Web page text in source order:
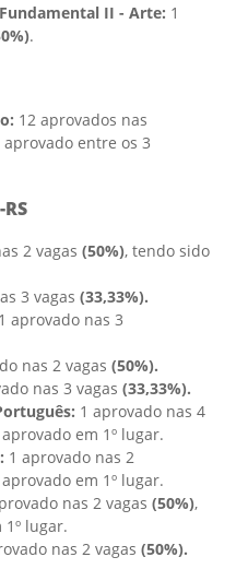
II - Arte: 1
.
12 aprovados nas
aprovado entre os 3
2 vagas (50%), tendo sido
3 vagas (33,33%).
1 aprovado nas 3
nas 2 vagas (50%).
nas 3 vagas (33,33%).
1 aprovado nas 4
em 1º lugar.
1 aprovado nas 2
em 1º lugar.
nas 2 vagas (50%),
lugar.
nas 2 vagas (50%).